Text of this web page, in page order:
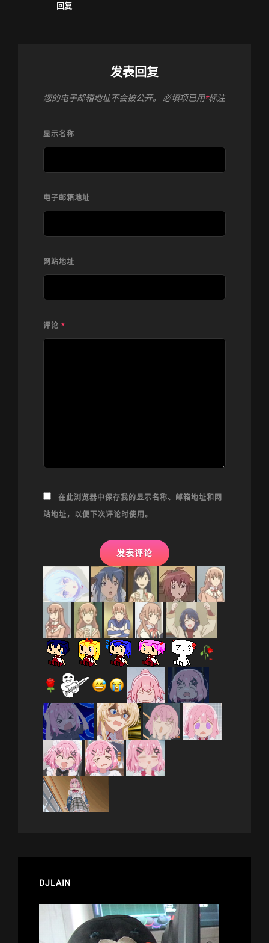
回复
发表回复
您的电子邮箱地址不会被公开。 必填项已用*标注
显示名称
电子邮箱地址
网站地址
评论 *
在此浏览器中保存我的显示名称、邮箱地址和网
站地址，以便下次评论时使用。
DJLAIN